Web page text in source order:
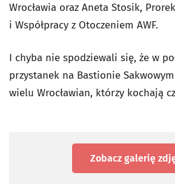
Wrocławia oraz Aneta Stosik,
i Współpracy z Otoczeniem AWF.
I chyba nie spodziewali się, że w
przystanek na Bastionie
wielu Wrocławian, którzy kochają
Zobacz galerię